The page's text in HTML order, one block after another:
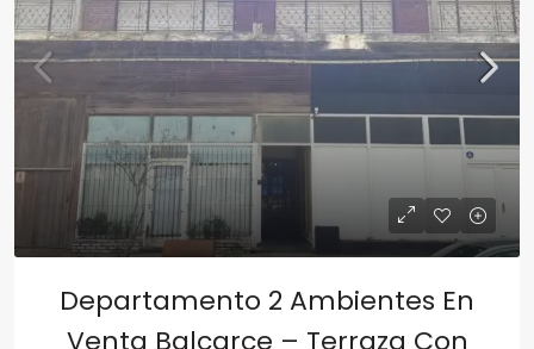
Departamento 2 Ambientes En
Venta Balcarce – Terraza Con